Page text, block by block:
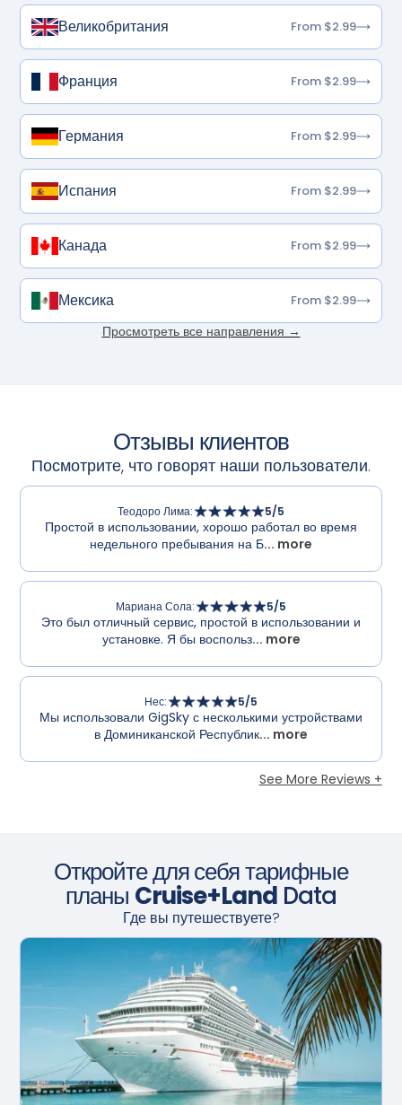
Великобритания From $2.99
Франция From $2.99
Германия From $2.99
Испания From $2.99
Канада From $2.99
Мексика From $2.99
Просмотреть все направления →
Отзывы клиентов
Посмотрите, что говорят наши пользователи.
Теодоро Лима: 5/5
Простой в использовании, хорошо работал во время
недельного пребывания на Б... more
Мариана Сола: 5/5
Это был отличный сервис, простой в использовании и
установке. Я бы воспольз... more
Нес: 5/5
Мы использовали GigSky с несколькими устройствами
в Доминиканской Республик... more
See More Reviews +
Откройте для себя тарифные
планы Cruise+LandData
Где вы путешествуете?